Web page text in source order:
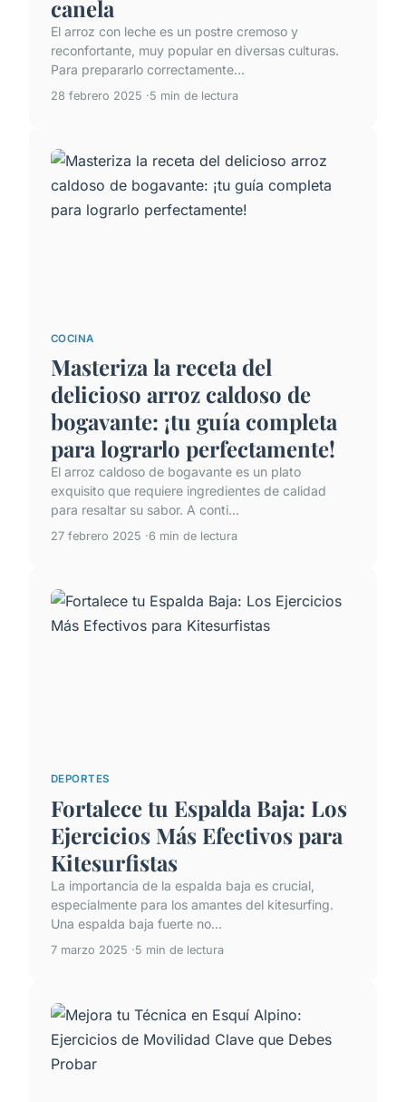
canela
El arroz con leche es un postre cremoso y
reconfortante, muy popular en diversas culturas.
Para prepararlo correctamente...
28 febrero 2025 5 min de lectura
COCINA
Masteriza la receta del
delicioso arroz caldoso de
bogavante: ¡tu guía completa
para lograrlo perfectamente!
El arroz caldoso de bogavante es un plato
exquisito que requiere ingredientes de calidad
para resaltar su sabor. A conti...
27 febrero 2025 6 min de lectura
DEPORTES
Fortalece tu Espalda Baja: Los
Ejercicios Más Efectivos para
Kitesurfistas
La importancia de la espalda baja es crucial,
especialmente para los amantes del kitesurfing.
Una espalda baja fuerte no...
7 marzo 2025 5 min de lectura